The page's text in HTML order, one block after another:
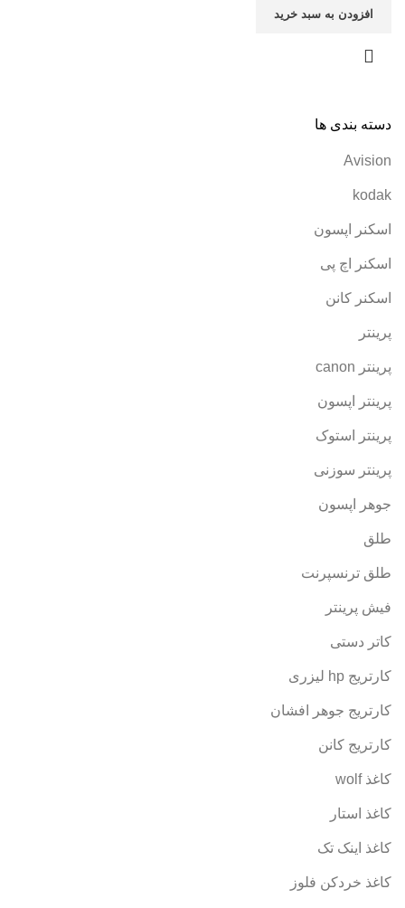
دسته بندی ها
Avision
kodak
اسکنر اپسون
اسکنر اچ پی
اسکنر کانن
پرینتر
پرینتر canon
پرینتر اپسون
پرینتر استوک
پرینتر سوزنی
جوهر اپسون
طلق
طلق ترنسپرنت
فیش پرینتر
کاتر دستی
کارتریج hp لیزری
کارتریج جوهر افشان
کارتریج کانن
کاغذ wolf
کاغذ استار
کاغذ اینک تک
کاغذ خردکن فلوز
افزودن به سبد خرید